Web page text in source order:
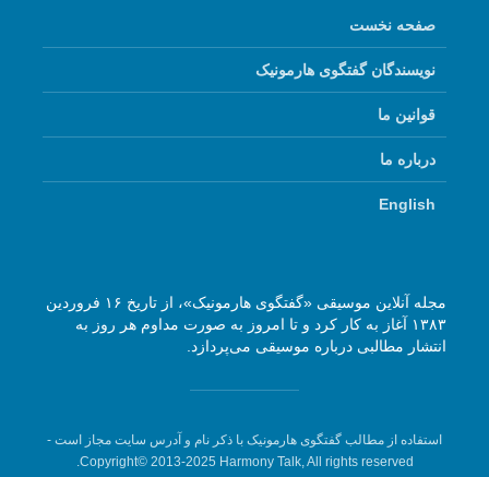
صفحه نخست
نویسندگان گفتگوی هارمونیک
قوانین ما
درباره ما
English
مجله آنلاین موسیقی «گفتگوی هارمونیک»، از تاریخ ۱۶ فروردین
۱۳۸۳ آغاز به کار کرد و تا امروز به صورت مداوم هر روز به
انتشار مطالبی درباره موسیقی می‌پردازد.
استفاده از مطالب گفتگوی هارمونیک با ذکر نام و آدرس سایت مجاز است -
Copyright© 2013-2025 Harmony Talk, All rights reserved.